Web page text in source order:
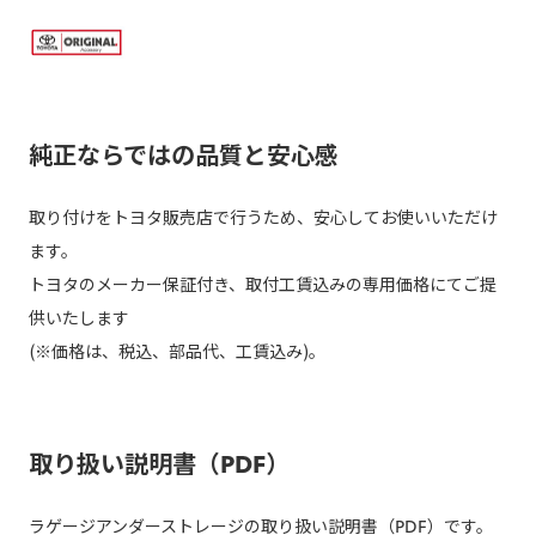
純正ならではの品質と安心感
取り付けをトヨタ販売店で行うため、安心してお使いいただけ
ます。
トヨタのメーカー保証付き、取付工賃込みの専用価格にてご提
供いたします
(※価格は、税込、部品代、工賃込み)。
取り扱い説明書（PDF）
ラゲージアンダーストレージの取り扱い説明書（PDF）です。